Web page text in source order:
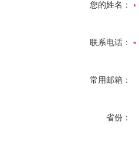
您的姓名：
联系电话：
常用邮箱：
省份：